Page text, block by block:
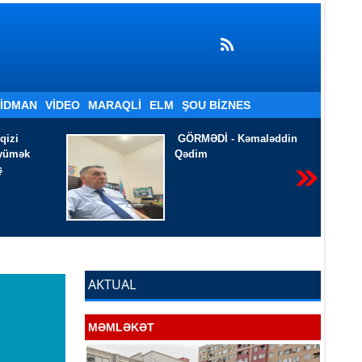
İDMAN VIDEO MARAQLI ELM ŞOU BIZNES
Yaşanan sevginin
GÖVHƏRİ - Əbülfət
AKTUAL
MƏMLƏKƏT